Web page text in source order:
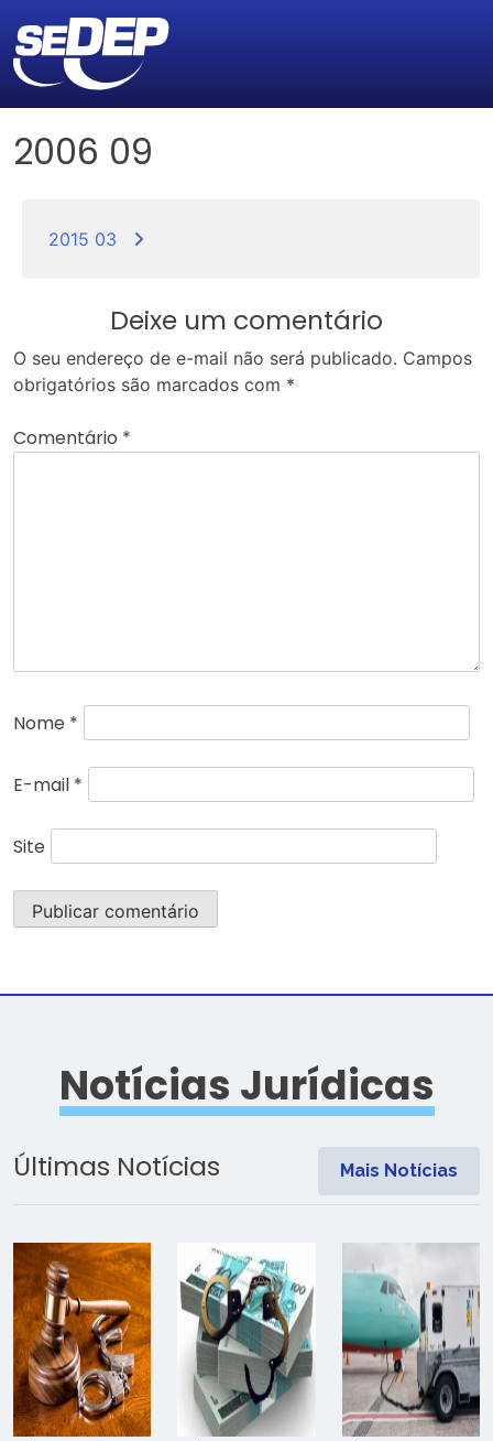
2006 09
2015 03
Deixe um comentário
O seu endereço de e-mail não será publicado. Campos
obrigatórios são marcados com *
Comentário *
Nome *
E-mail *
Site
Notícias Jurídicas
Últimas Notícias Mais Notícias